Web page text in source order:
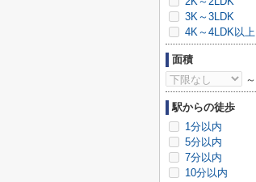
3K～3LDK
4K～4LDK以上
面積
～
駅からの徒歩
1分以内
5分以内
7分以内
10分以内